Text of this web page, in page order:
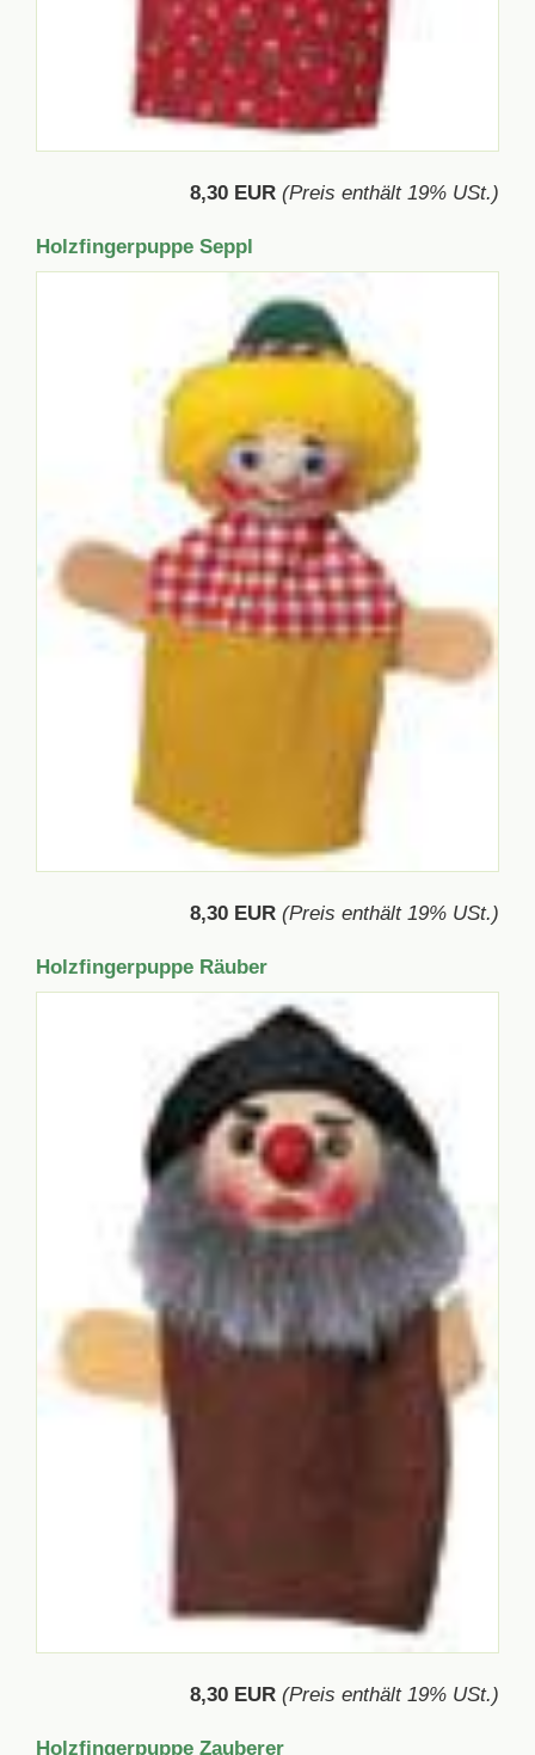
8,30 EUR (Preis enthält 19% USt.)
Holzfingerpuppe Seppl
8,30 EUR (Preis enthält 19% USt.)
Holzfingerpuppe Räuber
8,30 EUR (Preis enthält 19% USt.)
Holzfingerpuppe Zauberer